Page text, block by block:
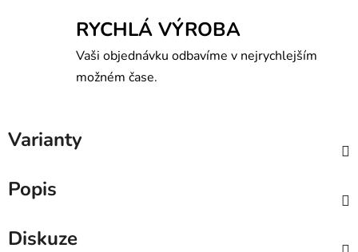
RYCHLÁ VÝROBA
Vaši objednávku odbavíme v nejrychlejším
možném čase.
Varianty
Popis
Diskuze